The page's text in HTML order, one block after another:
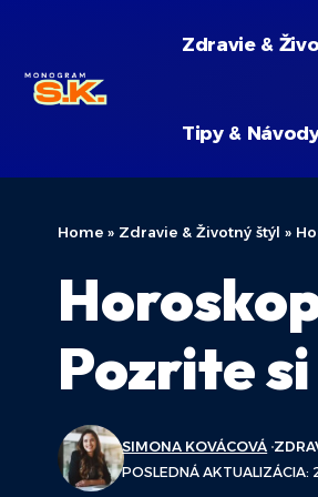
Zdravie &
Tipy &
Home » Zdravie & Životný štýl »
Pozrite
POSLEDNÁ AKTUALIZÁCIA:
SIMONA KOVÁCOVÁ